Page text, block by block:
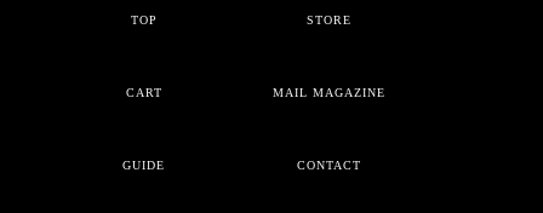
TOP STORE
CART MAIL MAGAZINE
GUIDE CONTACT